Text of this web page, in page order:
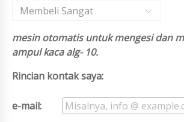
Membeli Sangat
mesin otomatis untuk mengesi dan
ampul kaca alg- 10.
Rincian kontak saya:
e-mail: